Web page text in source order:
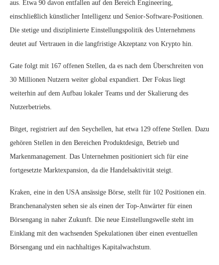
aus. Etwa 90 davon entfallen auf den Bereich Engineering,
einschließlich künstlicher Intelligenz und Senior-Software-Positionen.
Die stetige und disziplinierte Einstellungspolitik des Unternehmens
deutet auf Vertrauen in die langfristige Akzeptanz von Krypto hin.
Gate folgt mit 167 offenen Stellen, da es nach dem Überschreiten von
30 Millionen Nutzern weiter global expandiert. Der Fokus liegt
weiterhin auf dem Aufbau lokaler Teams und der Skalierung des
Nutzerbetriebs.
Bitget, registriert auf den Seychellen, hat etwa 129 offene Stellen. Dazu
gehören Stellen in den Bereichen Produktdesign, Betrieb und
Markenmanagement. Das Unternehmen positioniert sich für eine
fortgesetzte Marktexpansion, da die Handelsaktivität steigt.
Kraken, eine in den USA ansässige Börse, stellt für 102 Positionen ein.
Branchenanalysten sehen sie als einen der Top-Anwärter für einen
Börsengang in naher Zukunft. Die neue Einstellungswelle steht im
Einklang mit den wachsenden Spekulationen über einen eventuellen
Börsengang und ein nachhaltiges Kapitalwachstum.